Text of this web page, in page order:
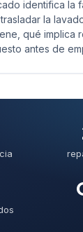
identifica la
la
qué implica
antes de